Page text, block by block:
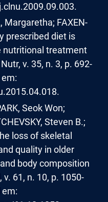
Margaretha; FAXEN-
prescribed diet is
nutritional treatment
v. 35, n. 3, p. 692-
Seok Won;
Steven B.;
loss of skeletal
quality in older
body composition
61, n. 10, p. 1050-